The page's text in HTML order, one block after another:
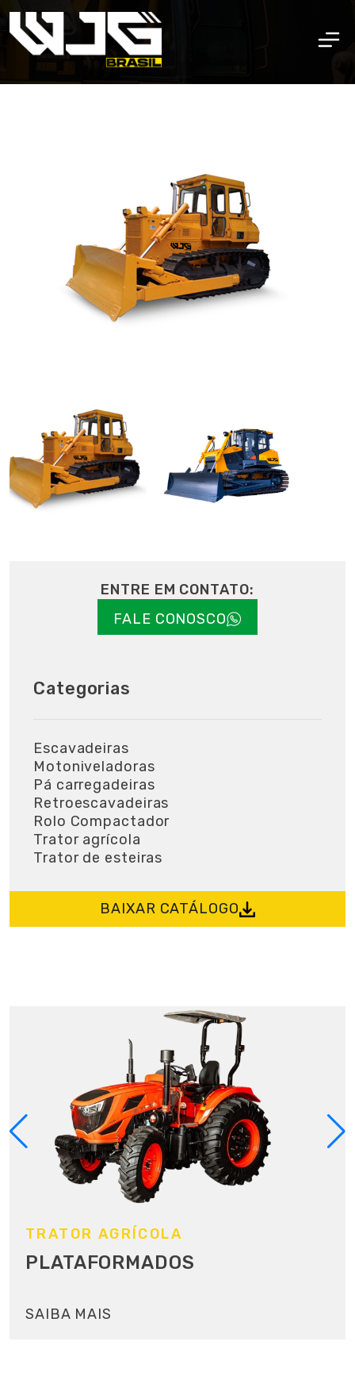
Categorias
Escavadeiras
Motoniveladoras
Pá carregadeiras
Retroescavadeiras
Rolo Compactador
Trator agrícola
Trator de esteiras
BAIXAR CATÁLOGO
ENTRE EM CONTATO:
FALE CONOSCO
TRATOR AGRÍCOLA
PLATAFORMADOS
SAIBA MAIS